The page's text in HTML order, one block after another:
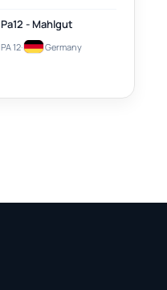
Pa12 - Mahlgut
PA 12· Germany